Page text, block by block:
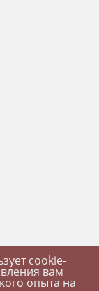
cookie-
вам
опыта на